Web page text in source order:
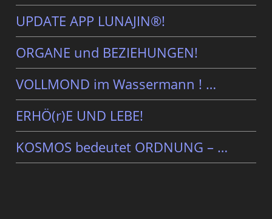
UPDATE APP LUNAJIN®!
ORGANE und BEZIEHUNGEN!
VOLLMOND im Wassermann ! …
ERHÖ(r)E UND LEBE!
KOSMOS bedeutet ORDNUNG – …